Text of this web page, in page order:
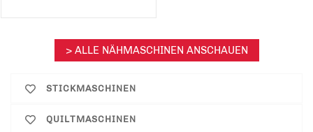
> ALLE NÄHMASCHINEN ANSCHAUEN
STICKMASCHINEN
QUILTMASCHINEN